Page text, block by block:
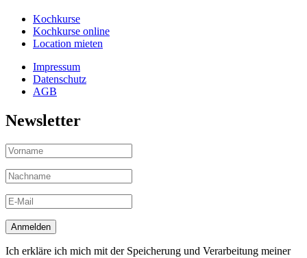
Kochkurse
Kochkurse online
Location mieten
Impressum
Datenschutz
AGB
Newsletter
Ich erkläre ich mich mit der Speicherung und Verarbeitung meiner